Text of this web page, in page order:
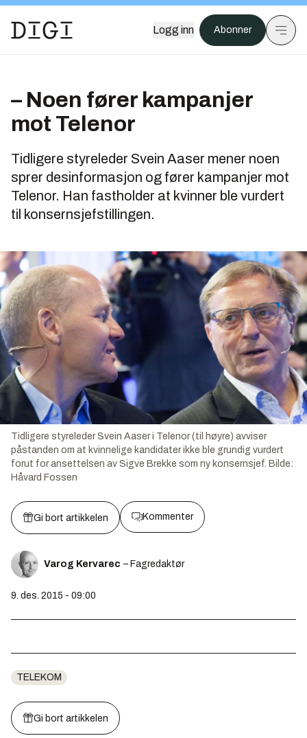
Logg inn Abonner
– Noen fører kampanjer
mot Telenor
Tidligere styreleder Svein Aaser mener noen
sprer desinformasjon og fører kampanjer mot
Telenor. Han fastholder at kvinner ble vurdert
til konsernsjefstillingen.
Tidligere styreleder Svein Aaser i Telenor (til høyre) avviser
påstanden om at kvinnelige kandidater ikke ble grundig vurdert
forut for ansettelsen av Sigve Brekke som ny konsernsjef. Bilde:
Håvard Fossen
Gi bort artikkelen Kommenter
Varog Kervarec – Fagredaktør
9. des. 2015 - 09:00
TELEKOM
Gi bort artikkelen